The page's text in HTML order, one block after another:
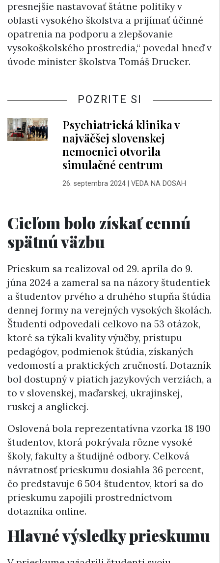
presnejšie nastavovať štátne politiky v
oblasti vysokého školstva a prijímať účinné
opatrenia na podporu a zlepšovanie
vysokoškolského prostredia,“ povedal hneď v
úvode minister školstva Tomáš Drucker.
POZRITE SI
Psychiatrická klinika v
najväčšej slovenskej
nemocnici otvorila
simulačné centrum
26. septembra 2024| VEDA NA DOSAH
Cieľom bolo získať cennú
spätnú väzbu
Prieskum sa realizoval od 29. apríla do 9.
júna 2024 a zameral sa na názory študentiek
a študentov prvého a druhého stupňa štúdia
dennej formy na verejných vysokých školách.
Študenti odpovedali celkovo na 53 otázok,
ktoré sa týkali kvality výučby, prístupu
pedagógov, podmienok štúdia, získaných
vedomostí a praktických zručností. Dotazník
bol dostupný v piatich jazykových verziách, a
to v slovenskej, maďarskej, ukrajinskej,
ruskej a anglickej.
Oslovená bola reprezentatívna vzorka 18 190
študentov, ktorá pokrývala rôzne vysoké
školy, fakulty a študijné odbory. Celková
návratnosť prieskumu dosiahla 36 percent,
čo predstavuje 6 504 študentov, ktorí sa do
prieskumu zapojili prostredníctvom
dotazníka online.
Hlavné výsledky prieskumu